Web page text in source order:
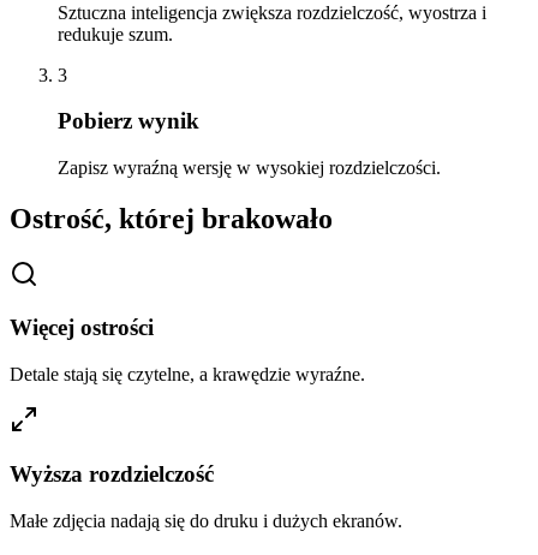
Sztuczna inteligencja zwiększa rozdzielczość, wyostrza i
redukuje szum.
3
Pobierz wynik
Zapisz wyraźną wersję w wysokiej rozdzielczości.
Ostrość, której brakowało
Więcej ostrości
Detale stają się czytelne, a krawędzie wyraźne.
Wyższa rozdzielczość
Małe zdjęcia nadają się do druku i dużych ekranów.